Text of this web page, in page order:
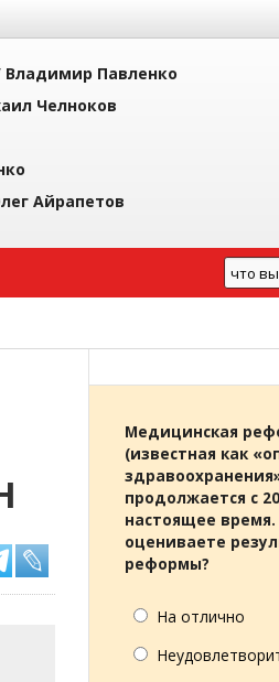
Владимир Павленко
Челноков
Айрапетов
Медицинская
(известная как
продолжается с
настоящее время.
оцениваете
реформы?
На отлично